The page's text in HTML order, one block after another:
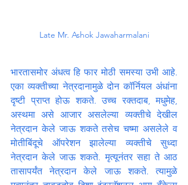
Late Mr. Ashok Jawaharmalani
भारतासमोर अंधत्व हि फार मोठी समस्या उभी आहे.
एका व्यक्तीच्या नेत्रदानामुळे दोन कॉर्नियल अंधांना
दृष्टी प्राप्त होऊ शकते. उच्च रक्तदाब, मधुमेह,
अस्थमा असे आजार असलेल्या व्यक्तीचे देखील
नेत्रदान केले जाऊ शकते तसेच चष्मा असलेले व
मोतीबिंदूचे ऑपरेशन झालेल्या व्यक्तीचे सुध्दा
नेत्रदान केले जाऊ शकते. मृत्यूनंतर सहा ते आठ
तासापर्यंत नेत्रदान केले जाऊ शकते. त्यामुळे